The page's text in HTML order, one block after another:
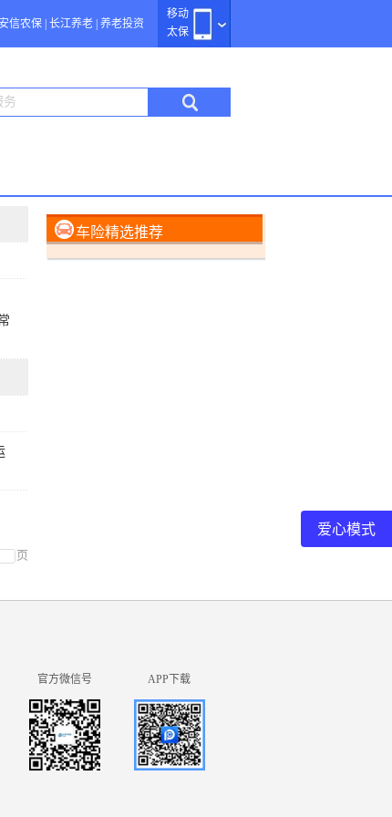
移动
太保
信农保 长江养老 养老投资
页
车险精选推荐
官方微信号 APP下载
爱心模式